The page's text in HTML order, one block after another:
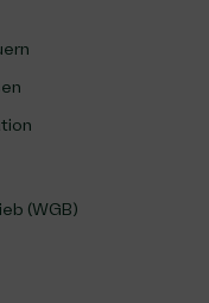
(WGB)